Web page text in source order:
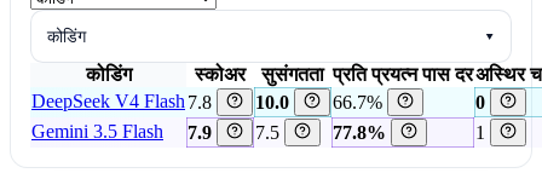
कोडिंग ▾
कोडिंग स्कोअर सुसंगतता प्रति प्रयत्न पास दरअस्थिर
DeepSeek V4 Flash 7.8 10.0 66.7%
0
Gemini 3.5 Flash
7.9 7.5 77.8% 1